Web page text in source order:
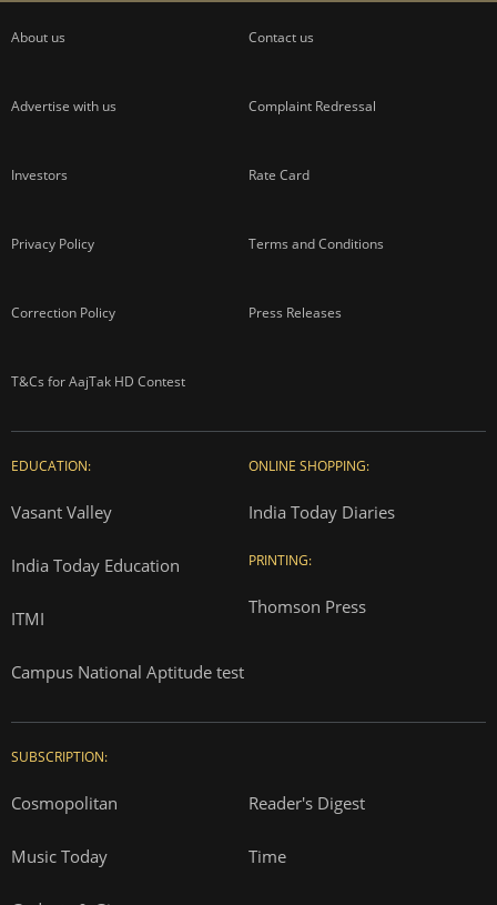
About us Contact us
Advertise with us Complaint Redressal
Investors Rate Card
Privacy Policy Terms and Conditions
Correction Policy Press Releases
T&Cs for AajTak HD Contest
EDUCATION:
Vasant Valley
India Today Education
ITMI
Campus National Aptitude test
ONLINE SHOPPING:
India Today Diaries
PRINTING:
Thomson Press
SUBSCRIPTION:
Cosmopolitan Reader's Digest
Music Today Time